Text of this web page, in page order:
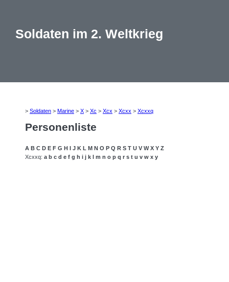
Soldaten im 2. Weltkrieg
> Soldaten > Marine > X > Xc > Xcx > Xcxx > Xcxxq
Personenliste
A B C D E F G H I J K L M N O P Q R S T U V W X Y Z
Xcxxq: a b c d e f g h i j k l m n o p q r s t u v w x y